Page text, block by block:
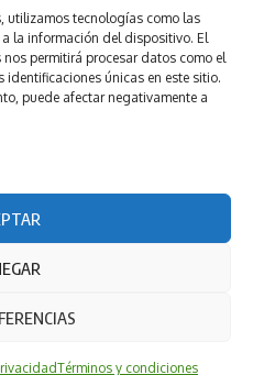
utilizamos tecnologías como las
la información del dispositivo. El
permitirá procesar datos como el
únicas en este sitio.
puede afectar negativamente a
Términos y condiciones
by: Ruta 22 Hub & Medios
editorial